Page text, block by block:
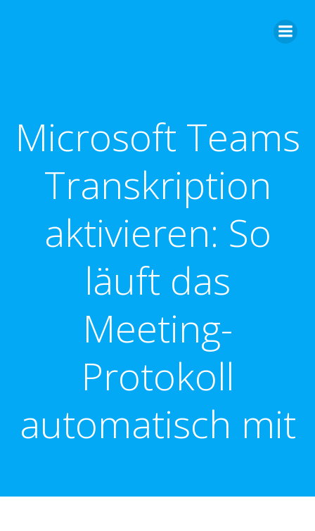
Microsoft Teams
Transkription
aktivieren: So
läuft das
Meeting-
Protokoll
automatisch mit